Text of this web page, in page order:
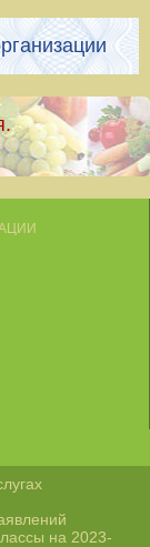
на 2023-